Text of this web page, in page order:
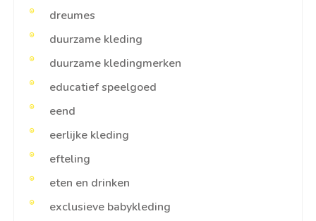
dreumes
duurzame kleding
duurzame kledingmerken
educatief speelgoed
eend
eerlijke kleding
efteling
eten en drinken
exclusieve babykleding